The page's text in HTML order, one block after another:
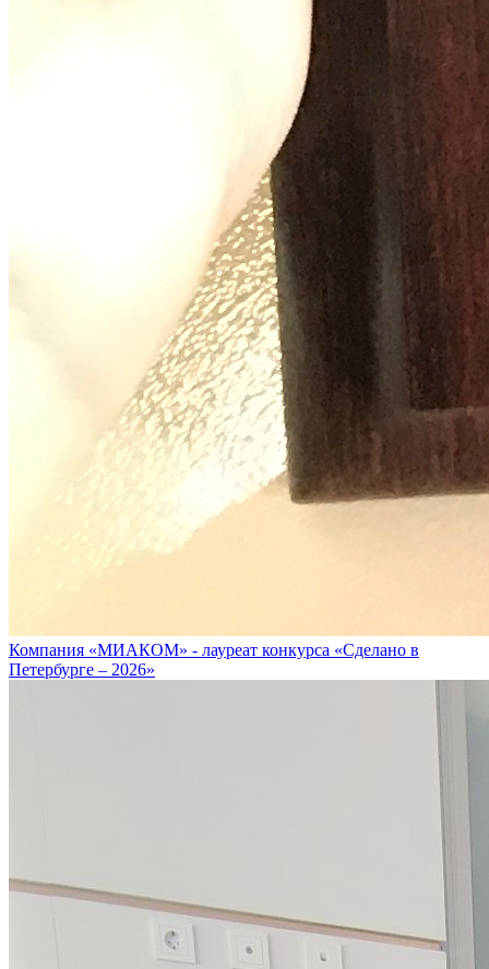
Компания «МИАКОМ» - лауреат конкурса «Сделано в
Петербурге – 2026»